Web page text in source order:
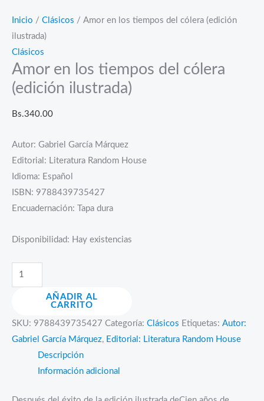
Inicio / Clásicos / Amor en los tiempos del cólera (edición
ilustrada)
Clásicos
Amor en los tiempos del cólera
(edición ilustrada)
Bs.340.00
Autor: Gabriel García Márquez
Editorial: Literatura Random House
Idioma: Español
ISBN: 9788439735427
Encuadernación: Tapa dura
Disponibilidad: Hay existencias
Amor
en
tiempos
del
(edición
cantidad
AÑADIR AL
CARRITO
SKU: 9788439735427 Categoría: Clásicos Etiquetas: Autor:
Gabriel García Márquez, Editorial: Literatura Random House
Descripción
Información adicional